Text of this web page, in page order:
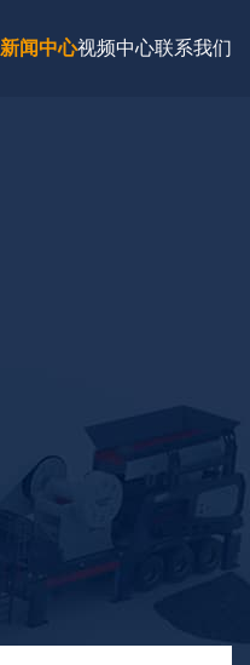
新闻中心视频中心联系我们